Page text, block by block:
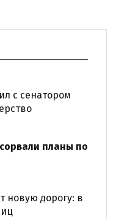
с сенатором
планы по
новую дорогу: в